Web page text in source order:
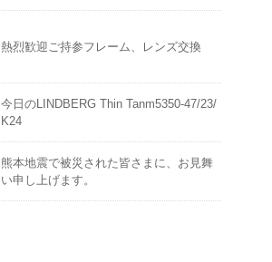
熱烈歓迎ご持参フレーム、レンズ交換
今日のLINDBERG Thin Tanm5350-47/23/
K24
熊本地震で被災された皆さまに、お見舞
い申し上げます。